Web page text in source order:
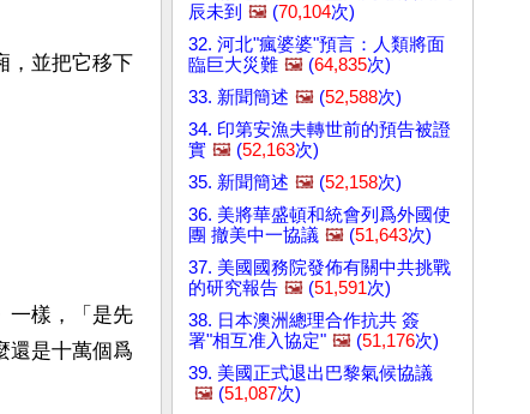
，並把它移下
一樣，「是先
還是十萬個爲
辰未到 🖼️ (70,104次)
32. 河北"瘋婆婆"預言：人類將面
臨巨大災難 🖼️ (64,835次)
33. 新聞簡述 🖼️ (52,588次)
34. 印第安漁夫轉世前的預告被證
實 🖼️ (52,163次)
35. 新聞簡述 🖼️ (52,158次)
36. 美將華盛頓和統會列爲外國使
團 撤美中一協議 🖼️ (51,643次)
37. 美國國務院發佈有關中共挑戰
的研究報告 🖼️ (51,591次)
38. 日本澳洲總理合作抗共 簽
署"相互准入協定" 🖼️ (51,176次)
39. 美國正式退出巴黎氣候協議
🖼️ (51,087次)